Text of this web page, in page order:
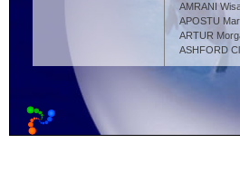
AMRANI
APOSTU
ARTUR
ASHFORD